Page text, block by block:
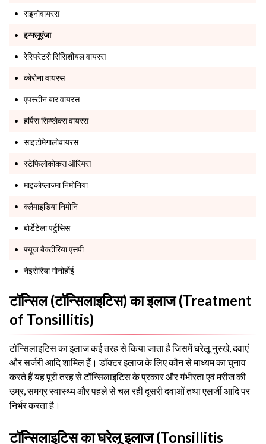
राइनोवायरस
इन्फ्लूएंजा
रेस्पिरेटरी सिंसिशीयल वायरस
कोरोना वायरस
एपस्टीन बार वायरस
हर्पिस सिम्प्लेक्स वायरस
साइटोमेगालोवायरस
स्टेफिलोकोकस ऑरियस
माइकोप्लाज्मा निमोनिया
क्लैमाइडिया निमोनि
बोर्डेटेला पर्टुसिस
फ्यूज बैक्टीरिया एसपी
नेइसेरिया गोनोर्र्होई
टॉन्सिल (टॉन्सिलाइटिस) का इलाज (Treatment
of Tonsillitis)
टॉन्सिलाइटिस का इलाज कई तरह से किया जाता है जिसमें घरेलू नुस्खे, दवाएं
और सर्जरी आदि शामिल हैं। डॉक्टर इलाज के लिए कौन से माध्यम का चुनाव
करते हैं यह पूरी तरह से टॉन्सिलाइटिस के प्रकार और गंभीरता एवं मरीज की
उम्र, समग्र स्वास्थ्य और पहले से चल रही दूसरी दवाओं तथा एलर्जी आदि पर
निर्भर करता है।
टॉन्सिलाइटिस का घरेलू इलाज (Tonsillitis